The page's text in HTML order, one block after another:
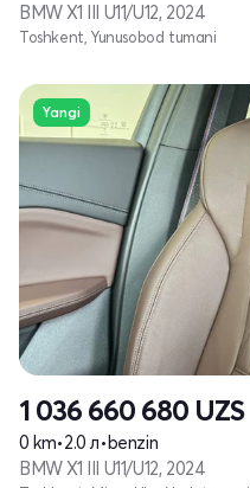
BMW X1 III U11/U12, 2024
Toshkent, Yunusobod tumani
Yangi
1 036 660 680 UZS
0 km•2.0 л•benzin
BMW X1 III U11/U12, 2024